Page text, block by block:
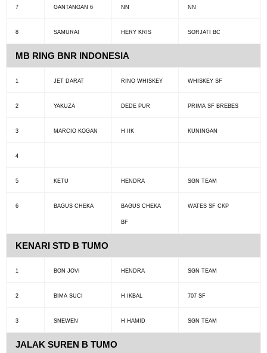
7 GANTANGAN 6 NN NN
8 SAMURAI HERY KRIS SORJATI BC
MB RING BNR INDONESIA
1 JET DARAT RINO WHISKEY WHISKEY SF
2 YAKUZA DEDE PUR PRIMA SF BREBES
3 MARCIO KOGAN H IIK KUNINGAN
4
5 KETU HENDRA SGN TEAM
6 BAGUS CHEKA BAGUS CHEKA
BF
WATES SF CKP
KENARI STD B TUMO
1 BON JOVI HENDRA SGN TEAM
2 BIMA SUCI H IKBAL 707 SF
3 SNEWEN H HAMID SGN TEAM
JALAK SUREN B TUMO